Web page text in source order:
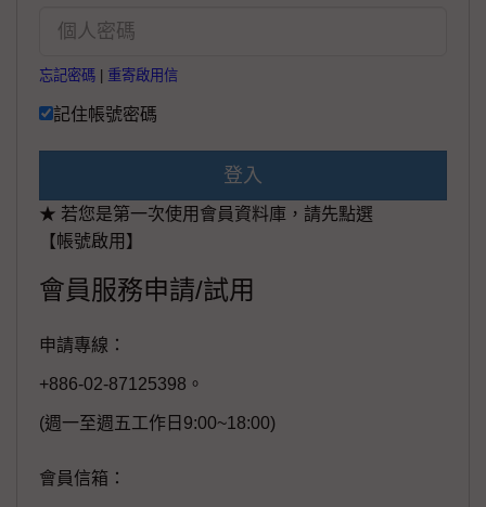
忘記密碼 重寄啟用信
記住帳號密碼
登入
★ 若您是第一次使用會員資料庫，請先點選
【帳號啟用】
會員服務申請/試用
申請專線：
+886-02-87125398。
(週一至週五工作日9:00~18:00)
會員信箱：